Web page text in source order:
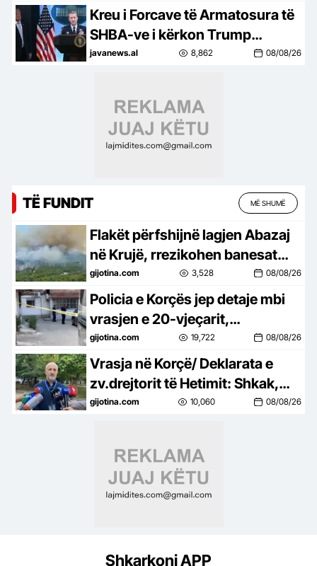
(GOLAT)
Kreu i Forcave të Armatosura të
SHBA-ve i kërkon Trump
tërheqje ushtarake nga Irani!
javanews.al 8,862 08/08/26
TË FUNDIT MË SHUMË
Flakët përfshijnë lagjen Abazaj
në Krujë, rrezikohen banesat
dhe bizneset, ndërhyrje nga
toka e ajri
gijotina.com 3,528 08/08/26
Policia e Korçës jep detaje mbi
vrasjen e 20-vjeçarit,
shoqërohen tre të rinj të
përfshirë në konflikt
gijotina.com 19,722 08/08/26
Vrasja në Korçë/ Deklarata e
zv.drejtorit të Hetimit: Shkak,
konflikti i mbartur mes autorit
gijotina.com 10,060 08/08/26
Shkarkoni APP